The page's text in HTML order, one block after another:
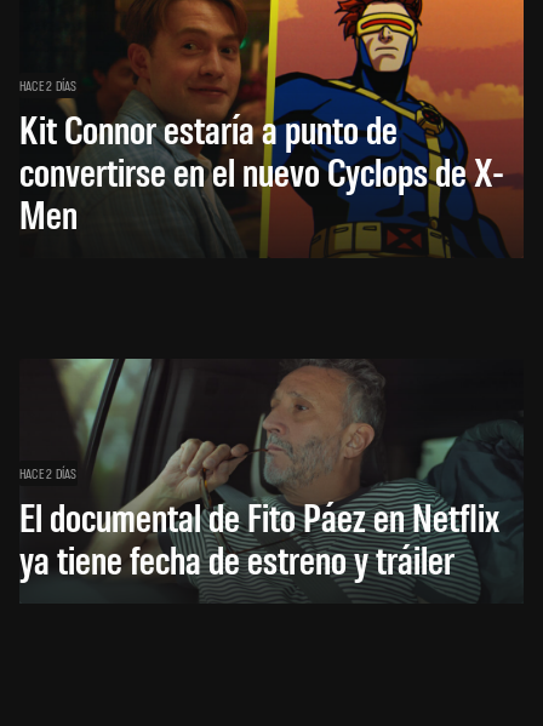
HACE 2 DÍAS
Kit Connor estaría a punto de
convertirse en el nuevo Cyclops de X-
Men
HACE 2 DÍAS
El documental de Fito Páez en Netflix
ya tiene fecha de estreno y tráiler